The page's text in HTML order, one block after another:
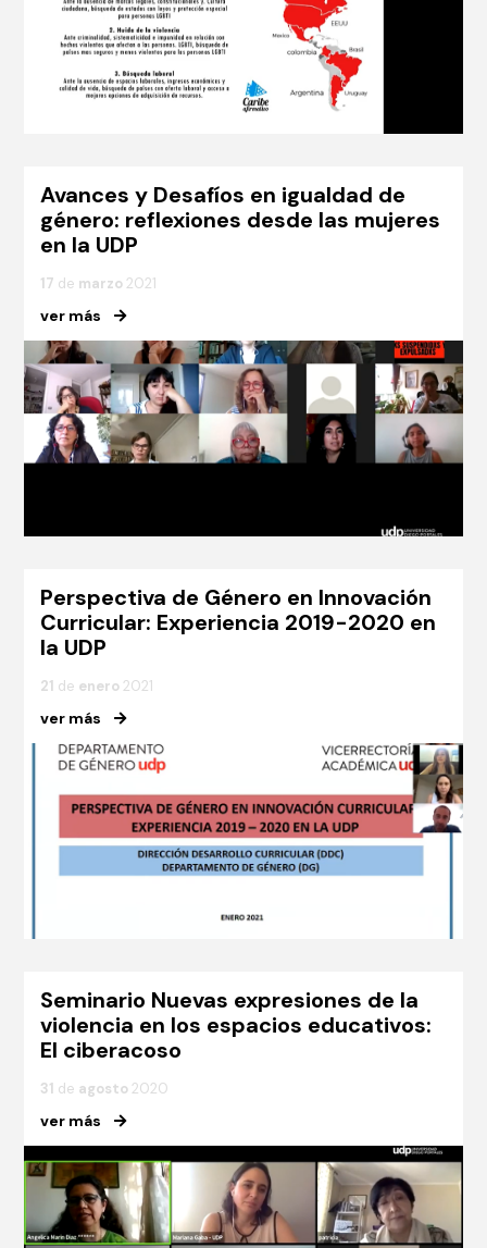
Avances y Desafíos en igualdad de
género: reflexiones desde las mujeres
en la UDP
17 de marzo 2021
ver más
Perspectiva de Género en Innovación
Curricular: Experiencia 2019-2020 en
la UDP
21 de enero 2021
ver más
Seminario Nuevas expresiones de la
violencia en los espacios educativos:
El ciberacoso
31 de agosto 2020
ver más